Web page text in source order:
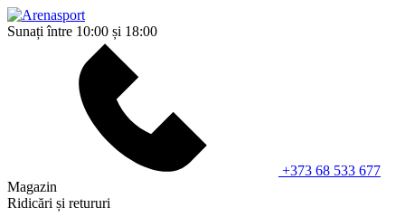
Sunați între 10:00 și 18:00
+373 68 533 677
Magazin
Ridicări și retururi